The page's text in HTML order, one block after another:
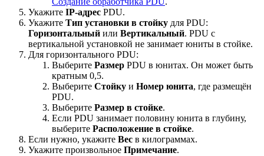
Укажите IP-адрес PDU.
Укажите Тип установки в стойку для PDU:
Горизонтальный или Вертикальный. PDU с
вертикальной установкой не занимает юниты в стойке.
Для горизонтального PDU:
Выберите Размер PDU в юнитах. Он может быть
кратным 0,5.
Выберите Стойку и Номер юнита, где размещён
PDU.
Выберите Размер в стойке.
Если PDU занимает половину юнита в глубину,
выберите Расположение в стойке.
Если нужно, укажите Вес в килограммах.
Укажите произвольное Примечание.